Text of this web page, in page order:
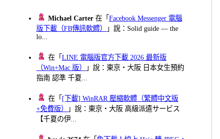
Michael Carter 在「Facebook Messenger 電腦
版下載（FB傳訊軟體）
」說：Solid guide — the
lo...
在「LINE 電腦版官方下載 2026 最新版
（Win+Mac 版）
」說：東京・大阪 日本女生預約
指南 認準 千夏...
在「 [下載] WinRAR 壓縮軟體（繁體中文版
+免費版）
」說：東京・大阪 高級派遣サービス
【千夏の伊...